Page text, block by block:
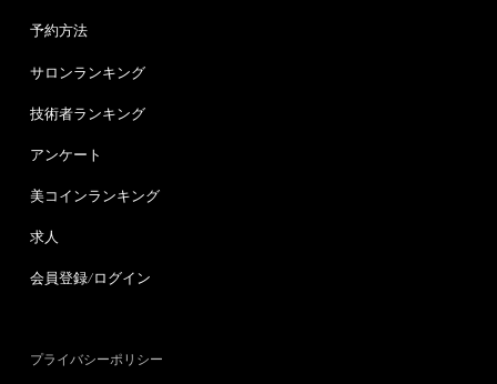
予約方法
サロンランキング
技術者ランキング
アンケート
美コインランキング
求人
会員登録/ログイン
プライバシーポリシー